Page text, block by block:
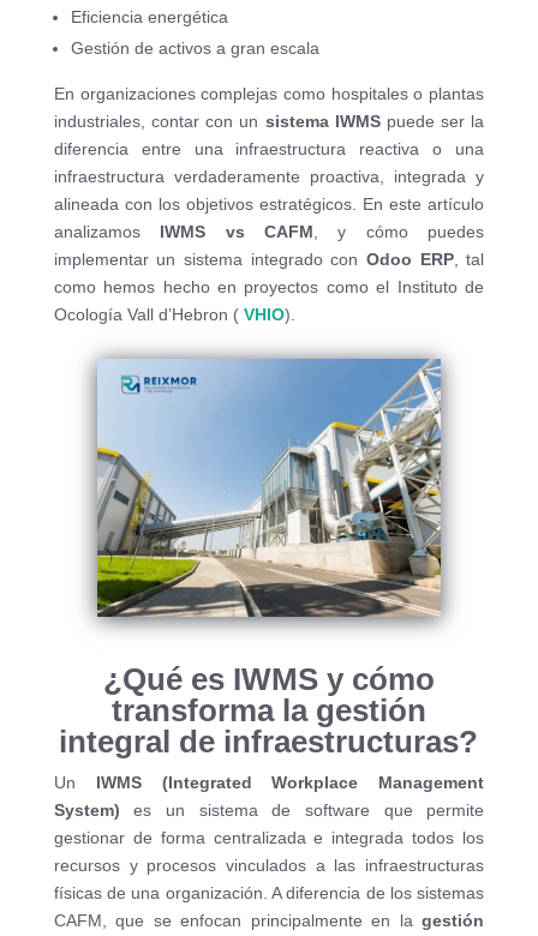
Eficiencia energética
Gestión de activos a gran escala
En organizaciones complejas como hospitales o plantas
industriales, contar con un sistema IWMSpuede ser la
diferencia entre una infraestructura reactiva o una
infraestructura verdaderamente proactiva, integrada y
alineada con los objetivos estratégicos. En este artículo
analizamos IWMS vs CAFM , y cómo puedes
implementar un sistema integrado con Odoo ERP, tal
como hemos hecho en proyectos como el Instituto de
Ocología Vall d’Hebron ( VHIO).
¿Qué es IWMS y cómo
transforma la gestión
integral de infraestructuras?
Un IWMS (Integrated Workplace Management
System) es un sistema de software que permite
gestionar de forma centralizada e integrada todos los
recursos y procesos vinculados a las infraestructuras
físicas de una organización. A diferencia de los sistemas
CAFM, que se enfocan principalmente en lagestión